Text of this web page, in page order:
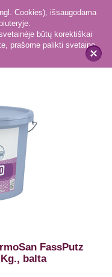
x
Cookies), išsaugodama
būtų korektiškai
prašome palikti svetainę.
7
FassPutz
balta